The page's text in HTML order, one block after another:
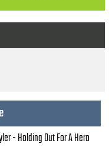
- Holding Out For A Hero